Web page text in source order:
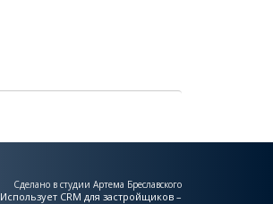
Сделано в студии Артема Бреславского
Использует CRM для застройщиков –